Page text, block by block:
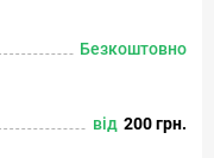
Безкоштовно
від 200 грн.